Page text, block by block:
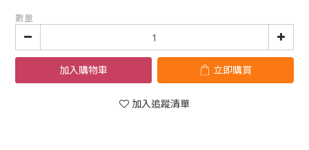
數量
加入購物車 立即購買
加入追蹤清單